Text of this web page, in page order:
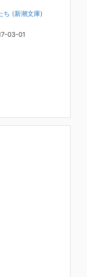
目撃者f』で、
活動を追った
なげてやる～コ
ち (新潮文庫)
03-01